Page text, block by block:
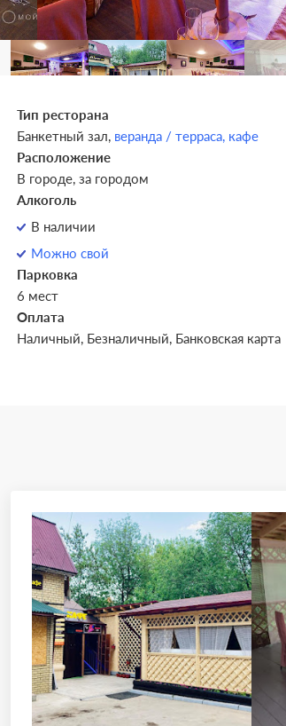
Тип ресторана
Банкетный зал, веранда / терраса, кафе
Расположение
В городе, за городом
Алкоголь
В наличии
Можно свой
Парковка
6 мест
Оплата
Наличный, Безналичный, Банковская карта